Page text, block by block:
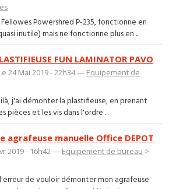
Powershred P-235, fonctionne en
inutile) mais ne fonctionne plus en ...
FUN LAMINATOR PAVO
24 Mai 2019 - 22h34 — Equipement de
j'ai démonter la plastifieuse, en prenant
pièces et les vis dans l'ordre ...
agrafeuse manuelle Office DEPOT
2019 - 16h42 — Equipement de bureau >
de vouloir démonter mon agrafeuse